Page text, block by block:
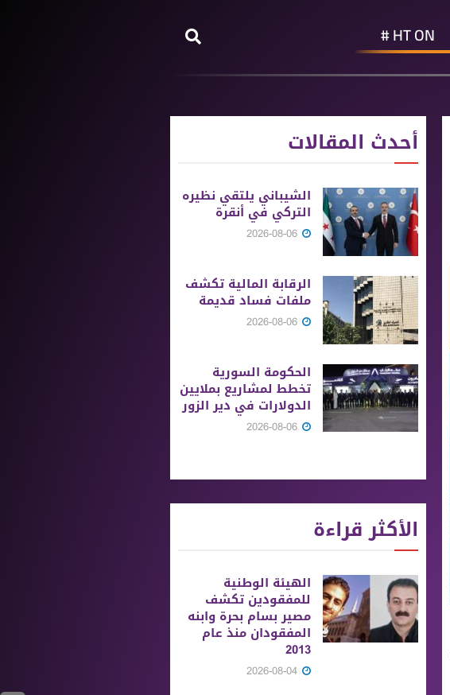
HT ON #
أحدث المقالات
الشيباني يلتقي نظيره
التركي في أنقرة
الرقابة المالية تكشف
ملفات فساد قديمة
الحكومة السورية
تخطط لمشاريع بملايين
الدولارات في دير الزور
الأكثر قراءة
الهيئة الوطنية
للمفقودين تكشف
مصير بسام بحرة وابنه
المفقودان منذ عام
2013